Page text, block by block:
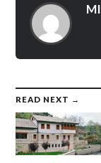
READ NEXT →